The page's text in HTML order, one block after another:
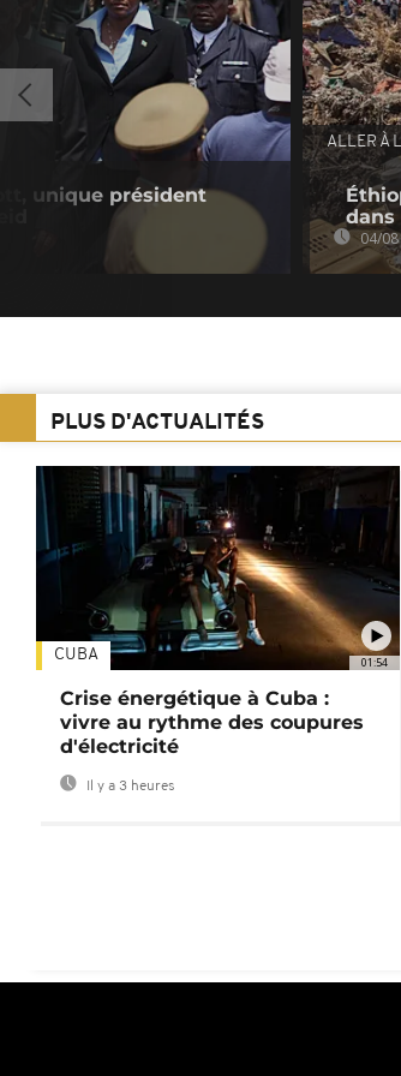
unique président
ALLER À
dans
04/08
PLUS D'ACTUALITÉS
01:54
CUBA
Crise énergétique à Cuba :
vivre au rythme des coupures
d'électricité
Il y a 3 heures